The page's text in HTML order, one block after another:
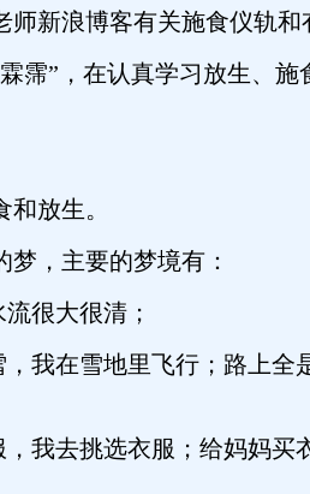
师新浪博客有关施食仪轨和
霈”，在认真学习放生、施
放生。
，主要的梦境有：
很大很清；
我在雪地里飞行；路上
我去挑选衣服；给妈妈买